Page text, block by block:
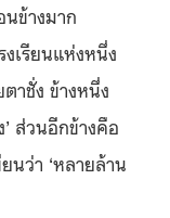
ข้างมาก
เรียนแห่งหนึ่ง
าชั่ง ข้างหนึ่ง
ส่วนอีกข้างคือ
นว่า ‘หลายล้าน